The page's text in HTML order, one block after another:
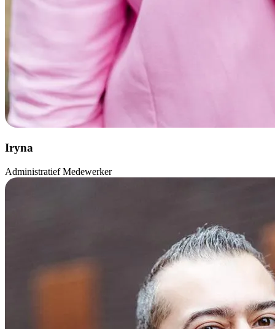
Iryna
Administratief Medewerker